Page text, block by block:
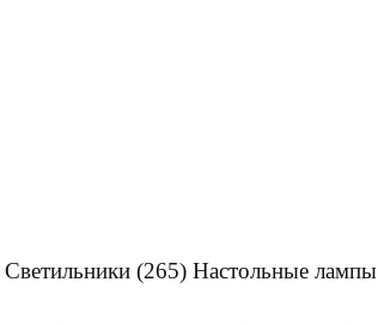
Светильники (265) Настольные лампы